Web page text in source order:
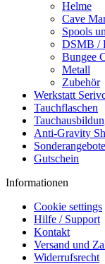
Helme
Cave
Spools
DSMB /
Bungee
Metall
Zubehör
Werkstatt
Tauchflaschen
Anti-Gravity
Sonderangebote
Gutschein
Informationen
Cookie settings
Hilfe / Support
Kontakt
Versand und
Widerrufsrecht